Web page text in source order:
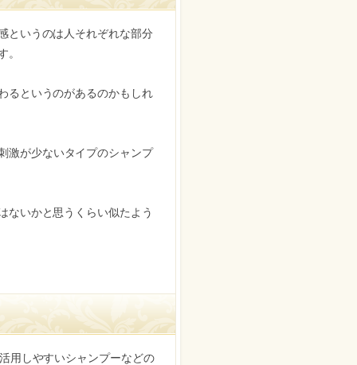
というのは人それぞれな部分
。
るというのがあるのかもしれ
激が少ないタイプのシャンプ
ないかと思うくらい似たよう
用しやすいシャンプーなどの